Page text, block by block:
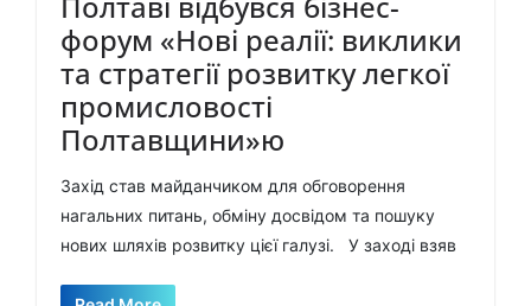
форум «Нові реалії: виклики
та стратегії розвитку легкої
промисловості
Полтавщини»ю
Захід став майданчиком для обговорення
нагальних питань, обміну досвідом та пошуку
нових шляхів розвитку цієї галузі. У заході взяв